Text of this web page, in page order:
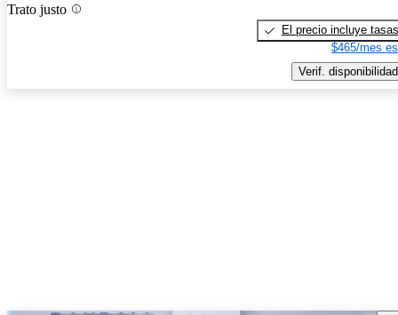
Trato justo
El precio incluye tasas
$465/mes
Verif. disponibilidad